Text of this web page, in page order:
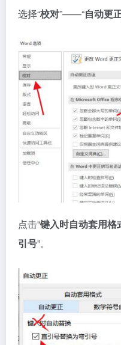
选择“校对”——“自动更
点击“键入时自动套用格
引号”。